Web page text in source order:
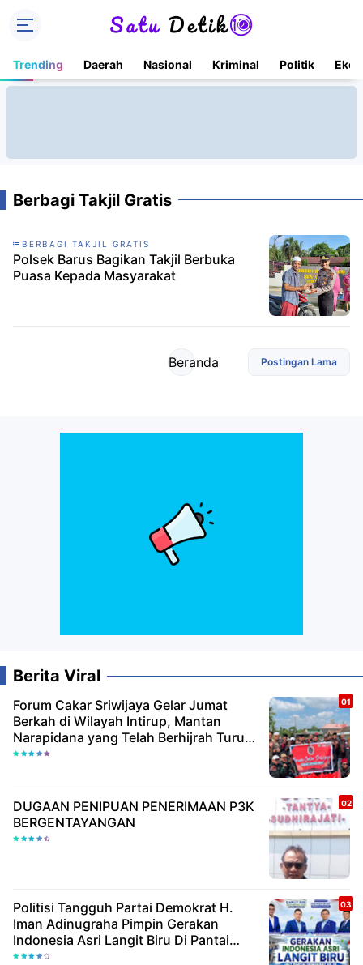
Trending Daerah Nasional Kriminal Politik
Berbagi Takjil Gratis
BERBAGI TAKJIL GRATIS
Polsek Barus Bagikan Takjil Berbuka
Puasa Kepada Masyarakat
Postingan Lama
Beranda
Berita Viral
Forum Cakar Sriwijaya Gelar Jumat
Berkah di Wilayah Intirup, Mantan
Narapidana yang Telah Berhijrah Turut
Berbagi Kebaikan
DUGAAN PENIPUAN PENERIMAAN P3K
BERGENTAYANGAN
Politisi Tangguh Partai Demokrat H.
Iman Adinugraha Pimpin Gerakan
Indonesia Asri Langit Biru Di Pantai
Citepus